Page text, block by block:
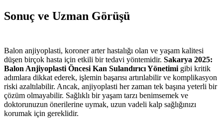
Sonuç ve Uzman Görüşü
Balon anjiyoplasti, koroner arter hastalığı olan ve yaşam kalitesi
düşen birçok hasta için etkili bir tedavi yöntemidir. Sakarya 2025:
Balon Anjiyoplasti Öncesi Kan Sulandırıcı Yönetimi gibi kritik
adımlara dikkat ederek, işlemin başarısı artırılabilir ve komplikasyon
riski azaltılabilir. Ancak, anjiyoplasti her zaman tek başına yeterli bir
çözüm olmayabilir. Sağlıklı bir yaşam tarzı benimsemek ve
doktorunuzun önerilerine uymak, uzun vadeli kalp sağlığınızı
korumak için gereklidir.